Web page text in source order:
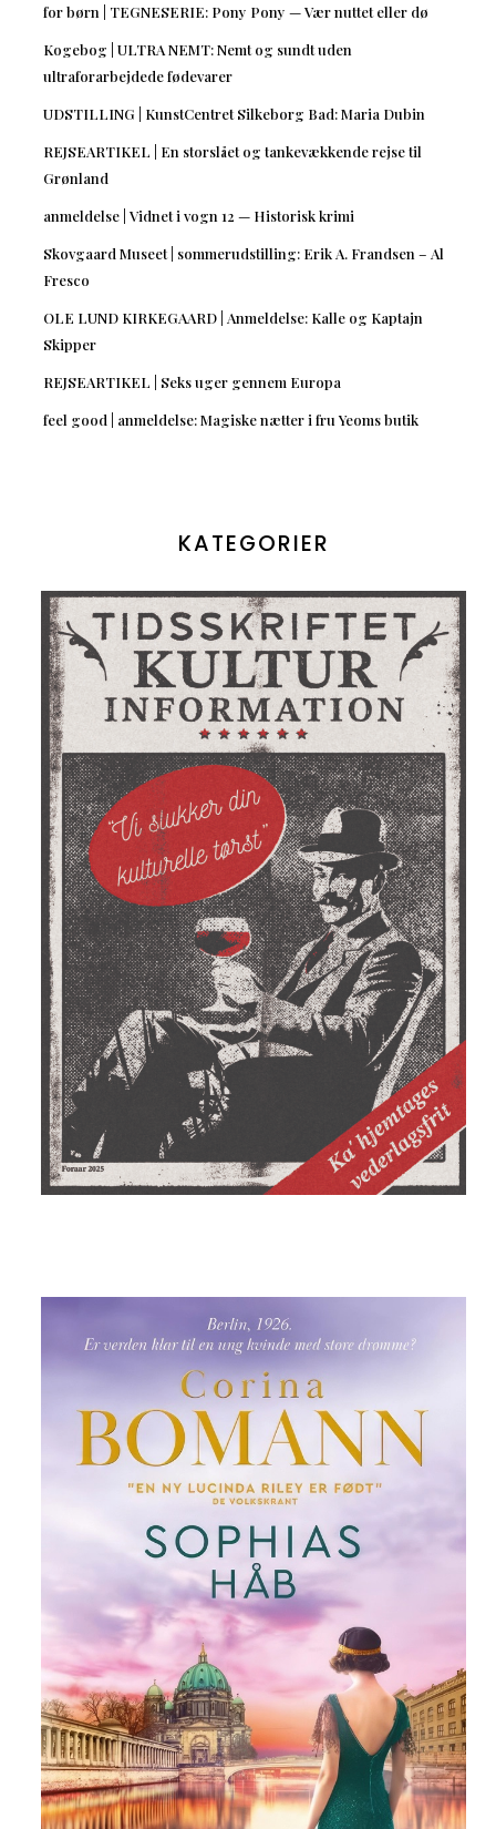
for børn | TEGNESERIE: Pony Pony — Vær nuttet eller dø
Kogebog | ULTRA NEMT: Nemt og sundt uden
ultraforarbejdede fødevarer
UDSTILLING | KunstCentret Silkeborg Bad: Maria Dubin
REJSEARTIKEL | En storslået og tankevækkende rejse til
Grønland
anmeldelse | Vidnet i vogn 12 — Historisk krimi
Skovgaard Museet | sommerudstilling: Erik A. Frandsen – Al
Fresco
OLE LUND KIRKEGAARD | Anmeldelse: Kalle og Kaptajn
Skipper
REJSEARTIKEL | Seks uger gennem Europa
feel good | anmeldelse: Magiske nætter i fru Yeoms butik
KATEGORIER